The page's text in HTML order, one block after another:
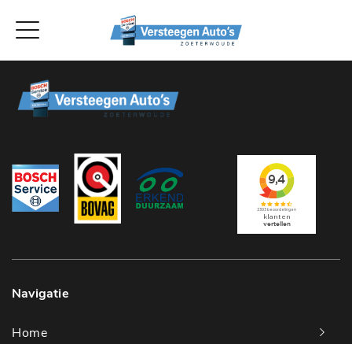
Navigatie
Home